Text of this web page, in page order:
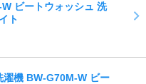
ビートウォッシュ 洗
ト
濯機 BW-G70M-W ビー